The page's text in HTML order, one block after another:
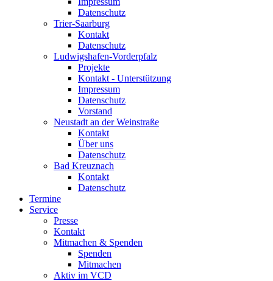
Datenschutz
Trier-Saarburg
Kontakt
Datenschutz
Ludwigshafen-Vorderpfalz
Projekte
Kontakt - Unterstützung
Impressum
Datenschutz
Vorstand
Neustadt an der Weinstraße
Kontakt
Über uns
Datenschutz
Bad Kreuznach
Kontakt
Datenschutz
Termine
Service
Presse
Kontakt
Mitmachen & Spenden
Spenden
Mitmachen
Aktiv im VCD